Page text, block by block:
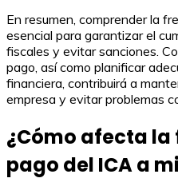
En resumen, comprender la
esencial para garantizar el
fiscales y evitar sanciones.
pago, así como planificar
financiera, contribuirá a
empresa y evitar problemas
¿Cómo afecta
pago del ICA a